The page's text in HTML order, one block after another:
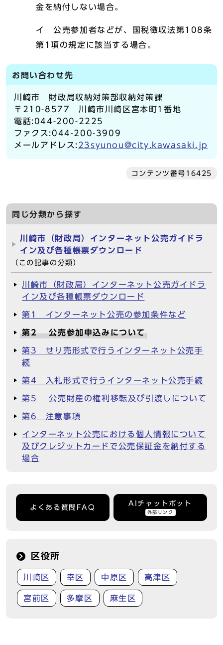
金を納付しない場合。
イ 公売参加者などが、国税徴収法第108条
第1項の規定に該当する場合。
お問い合わせ先
川崎市 財政局収納対策部収納対策課
〒210-8577 川崎市川崎区宮本町1番地
電話:044-200-2225
ファクス:044-200-3909
メールアドレス:23syunou@city.kawasaki.jp
コンテンツ番号16425
同じ分類から探す
川崎市（財政局）インターネット公売ガイドラ
イン及び各種帳票ダウンロード
（この記事の分類）
川崎市（財政局）インターネット公売ガイドラ
イン及び各種帳票ダウンロード
第1 インターネット公売の参加条件など
第2 公売参加申込みについて
第3 せり売形式で行うインターネット公売手
続
第4 入札形式で行うインターネット公売手続
第5 公売財産の権利移転及び引渡しについて
第6 注意事項
インターネット公売における個人情報について
及びクレジットカードで公売保証金を納付する
場合
よくある質問FAQ
AIチャットボット
外部リンク
区役所
川崎区 幸区 中原区 高津区
宮前区 多摩区 麻生区